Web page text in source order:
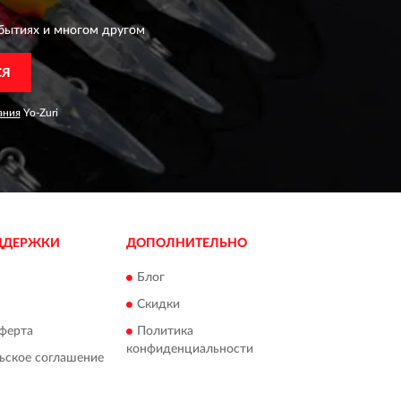
и многом другом
Yo-Zuri
соглашение
ДОПОЛНИТЕЛЬНО
Блог
Скидки
Политика
конфиденциальности